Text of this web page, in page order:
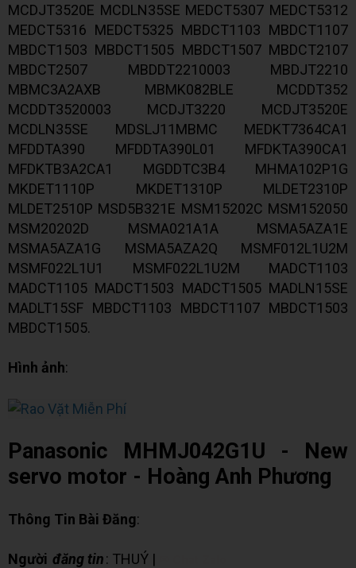
MCDJT3520E MCDLN35SE MEDCT5307 MEDCT5312
MEDCT5316 MEDCT5325 MBDCT1103 MBDCT1107
MBDCT1503 MBDCT1505 MBDCT1507 MBDCT2107
MBDCT2507 MBDDT2210003 MBDJT2210
MBMC3A2AXB MBMK082BLE MCDDT352
MCDDT3520003 MCDJT3220 MCDJT3520E
MCDLN35SE MDSLJ11MBMC MEDKT7364CA1
MFDDTA390 MFDDTA390L01 MFDKTA390CA1
MFDKTB3A2CA1 MGDDTC3B4 MHMA102P1G
MKDET1110P MKDET1310P MLDET2310P
MLDET2510P MSD5B321E MSM15202C MSM152050
MSM20202D MSMA021A1A MSMA5AZA1E
MSMA5AZA1G MSMA5AZA2Q MSMF012L1U2M
MSMF022L1U1 MSMF022L1U2M MADCT1103
MADCT1105 MADCT1503 MADCT1505 MADLN15SE
MADLT15SF MBDCT1103 MBDCT1107 MBDCT1503
MBDCT1505.
Hình ảnh:
Panasonic MHMJ042G1U - New
servo motor - Hoàng Anh Phương
Thông Tin Bài Đăng:
Người đăng tin: THUÝ |